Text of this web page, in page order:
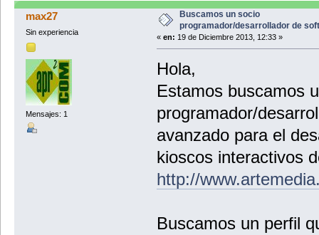
veces)
max27
Sin experiencia
Mensajes: 1
Buscamos un socio
programador/desarrollador de
« en: 19 de Diciembre 2013, 12:33 »
Hola,
Estamos buscamos
programador/
avanzado para el
kioscos interactivos
http://
Buscamos un perfil